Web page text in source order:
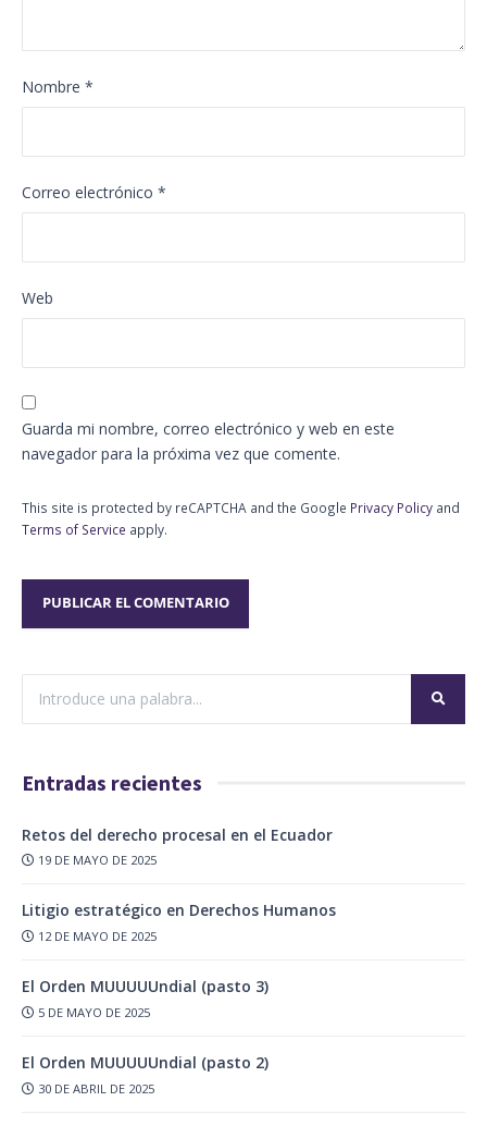
Nombre *
Correo electrónico *
Web
Guarda mi nombre, correo electrónico y web en este
navegador para la próxima vez que comente.
This site is protected by reCAPTCHA and the Google Privacy Policy and
Terms of Service apply.
Entradas recientes
Retos del derecho procesal en el Ecuador
19 DE MAYO DE 2025
Litigio estratégico en Derechos Humanos
12 DE MAYO DE 2025
El Orden MUUUUUndial (pasto 3)
5 DE MAYO DE 2025
El Orden MUUUUUndial (pasto 2)
30 DE ABRIL DE 2025